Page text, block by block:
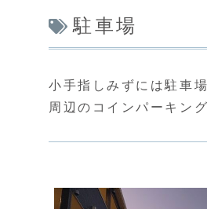
駐車場
小手指しみずには駐車
周辺のコインパーキン